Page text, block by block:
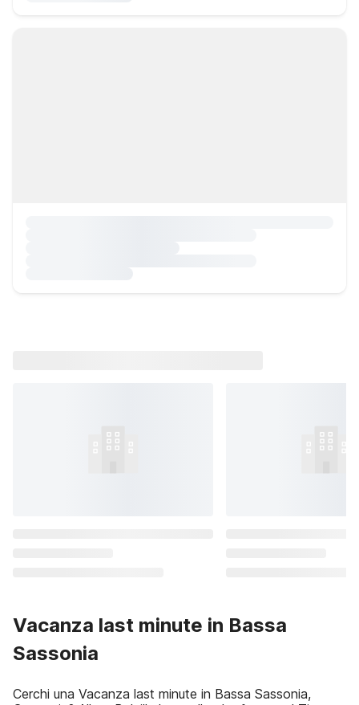
Vacanza last minute in Bassa
Sassonia
Cerchi una Vacanza last minute in Bassa Sassonia,